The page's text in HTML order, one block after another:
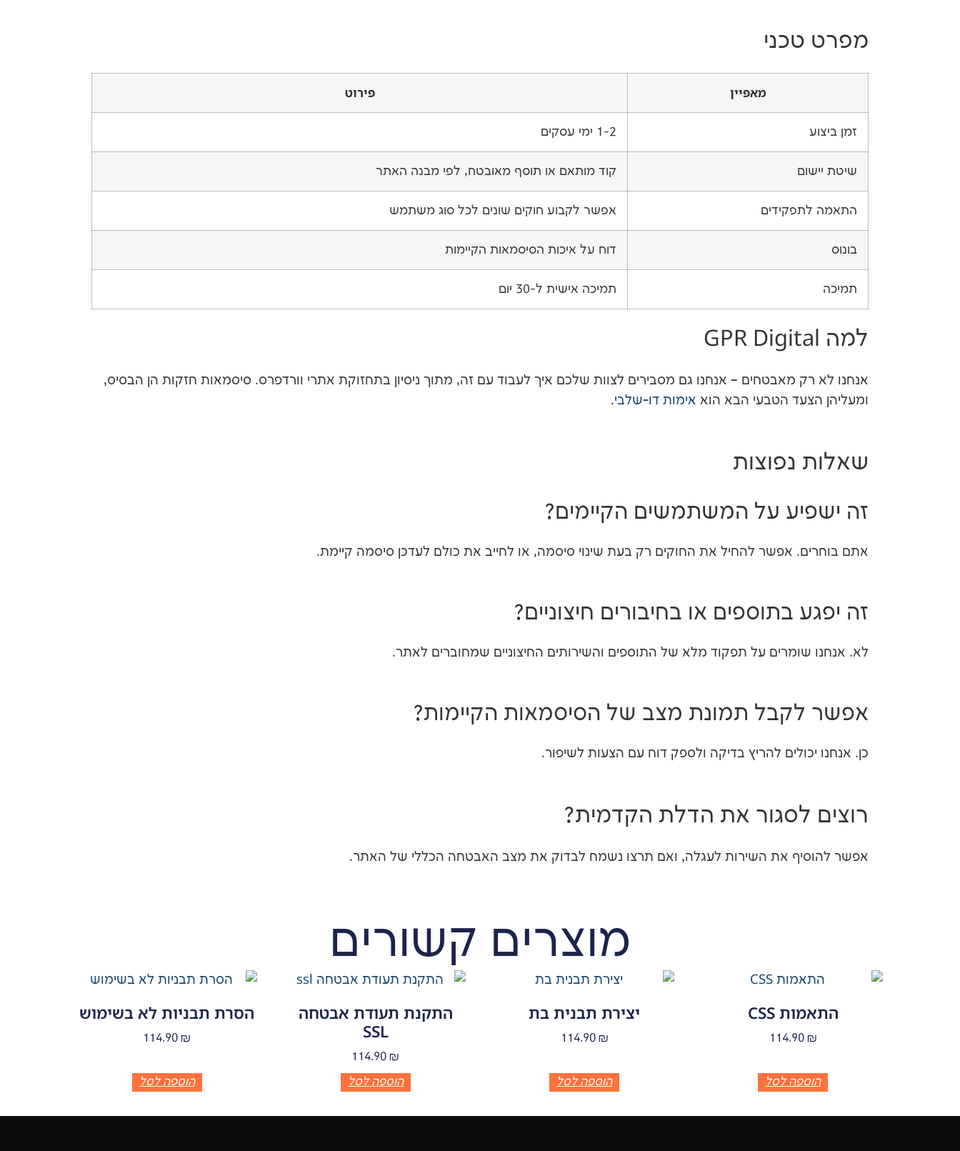
מפרט טכני
מאפיין פירוט
זמן ביצוע 1-2 ימי עסקים
שיטת יישום קוד מותאם או תוסף מאובטח, לפי מבנה האתר
התאמה לתפקידים אפשר לקבוע חוקים שונים לכל סוג משתמש
בונוס דוח על איכות הסיסמאות הקיימות
תמיכה תמיכה אישית ל-30 יום
למה GPR Digital
אנחנו לא רק מאבטחים – אנחנו גם מסבירים לצוות שלכם איך לעבוד עם זה, מתוך ניסיון בתחזוקת אתרי וורדפרס. סיסמאות חזקות הן הבסיס,
ומעליהן הצעד הטבעי הבא הוא אימות דו-שלבי.
שאלות נפוצות
זה ישפיע על המשתמשים הקיימים?
אתם בוחרים. אפשר להחיל את החוקים רק בעת שינוי סיסמה, או לחייב את כולם לעדכן סיסמה קיימת.
זה יפגע בתוספים או בחיבורים חיצוניים?
לא. אנחנו שומרים על תפקוד מלא של התוספים והשירותים החיצוניים שמחוברים לאתר.
אפשר לקבל תמונת מצב של הסיסמאות הקיימות?
כן. אנחנו יכולים להריץ בדיקה ולספק דוח עם הצעות לשיפור.
רוצים לסגור את הדלת הקדמית?
אפשר להוסיף את השירות לעגלה, ואם תרצו נשמח לבדוק את מצב האבטחה הכללי של האתר.
מוצרים קשורים
התאמות CSS
114.90 ₪
הוספה לסל
יצירת תבנית בת
114.90 ₪
הוספה לסל
התקנת תעודת אבטחה
SSL
114.90 ₪
הוספה לסל
הסרת תבניות לא בשימוש
114.90 ₪
הוספה לסל